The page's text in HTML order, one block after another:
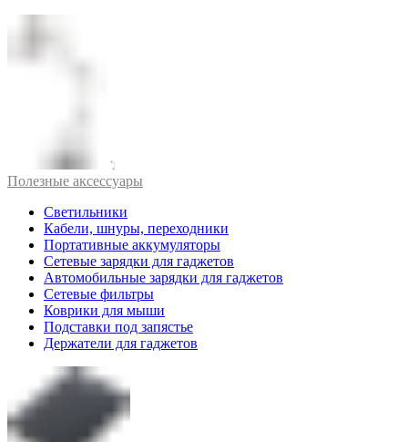
Полезные аксессуары
Светильники
Кабели, шнуры, переходники
Портативные аккумуляторы
Сетевые зарядки для гаджетов
Автомобильные зарядки для гаджетов
Сетевые фильтры
Коврики для мыши
Подставки под запястье
Держатели для гаджетов